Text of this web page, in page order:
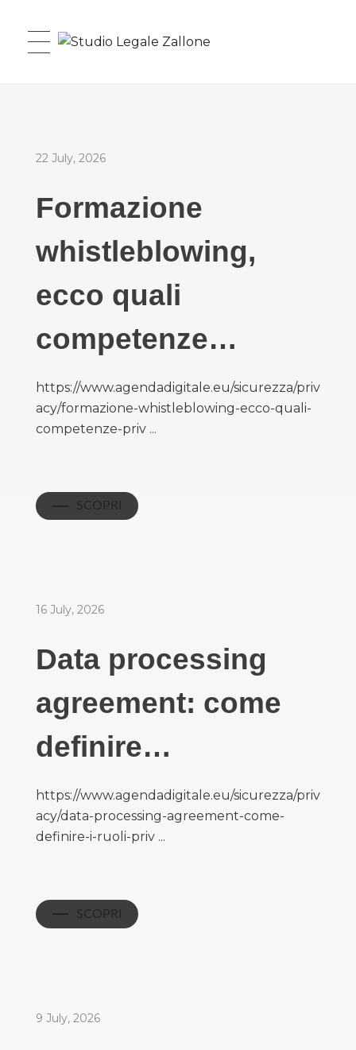
22 July, 2026
Formazione
whistleblowing,
ecco quali
competenze…
https://www.agendadigitale.eu/sicurezza/priv
acy/formazione-whistleblowing-ecco-quali-
competenze-priv ...
SCOPRI
16 July, 2026
Data processing
agreement: come
definire…
https://www.agendadigitale.eu/sicurezza/priv
acy/data-processing-agreement-come-
definire-i-ruoli-priv ...
SCOPRI
9 July, 2026